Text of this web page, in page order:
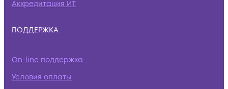
Аккредитация ИТ
ПОДДЕРЖКА
On-line поддержка
Условия оплаты